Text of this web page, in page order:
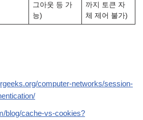
그아웃 등 가
능)
까지 토큰 자
체 제어 불가)
computer-networks/session-
blog/cache-vs-cookies?